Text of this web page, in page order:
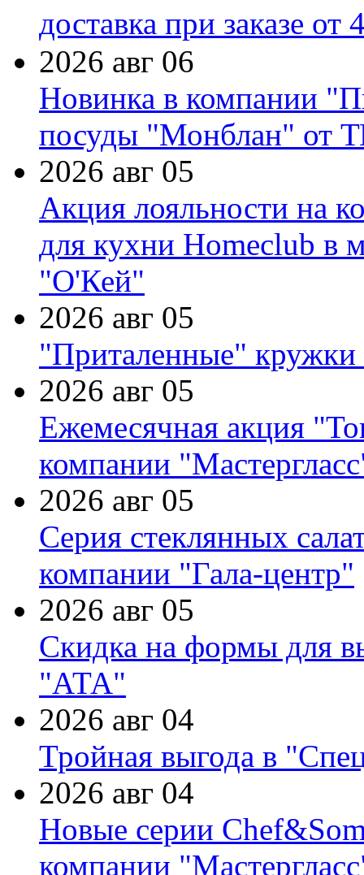
доставка при заказе от
2026 авг 06
Новинка в компании
посуды "Монблан" от
2026 авг 05
Акция лояльности на
для кухни Homeclub в
"О'Кей"
2026 авг 05
"Приталенные" кружки
2026 авг 05
Ежемесячная акция
компании
2026 авг 05
Серия стеклянных
компании "Гала-центр"
2026 авг 05
Скидка на формы для
"АТА"
2026 авг 04
Тройная выгода в
2026 авг 04
Новые серии
компании